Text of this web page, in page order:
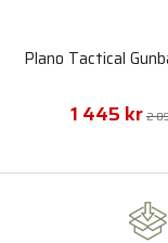
Plano Tactical
1 445 kr 2